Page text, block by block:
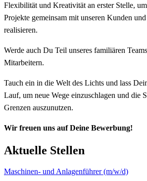
Flexibilität und Kreativität an erster Stelle,
Projekte gemeinsam mit unseren Kunden
realisieren.
Werde auch Du Teil unseres familiären
Mitarbeitern.
Tauch ein in die Welt des Lichts und lass
Lauf, um neue Wege einzuschlagen und die
Grenzen auszunutzen.
Wir freuen uns auf Deine Bewerbung!
Aktuelle Stellen
Maschinen- und Anlagenführer (m/w/d)